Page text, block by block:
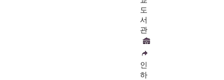
도
서
관
인
하